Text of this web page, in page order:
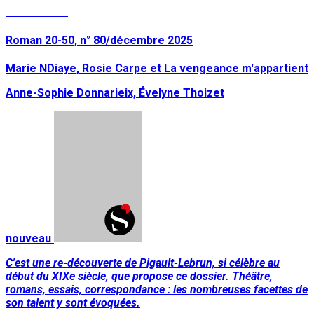
Roman 20-50, n° 80/décembre 2025
Marie NDiaye, Rosie Carpe et La vengeance m'appartient
Anne-Sophie Donnarieix, Évelyne Thoizet
nouveau
C'est une re-découverte de Pigault-Lebrun, si célèbre au
début du XIXe siècle, que propose ce dossier. Théâtre,
romans, essais, correspondance : les nombreuses facettes de
son talent y sont évoquées.